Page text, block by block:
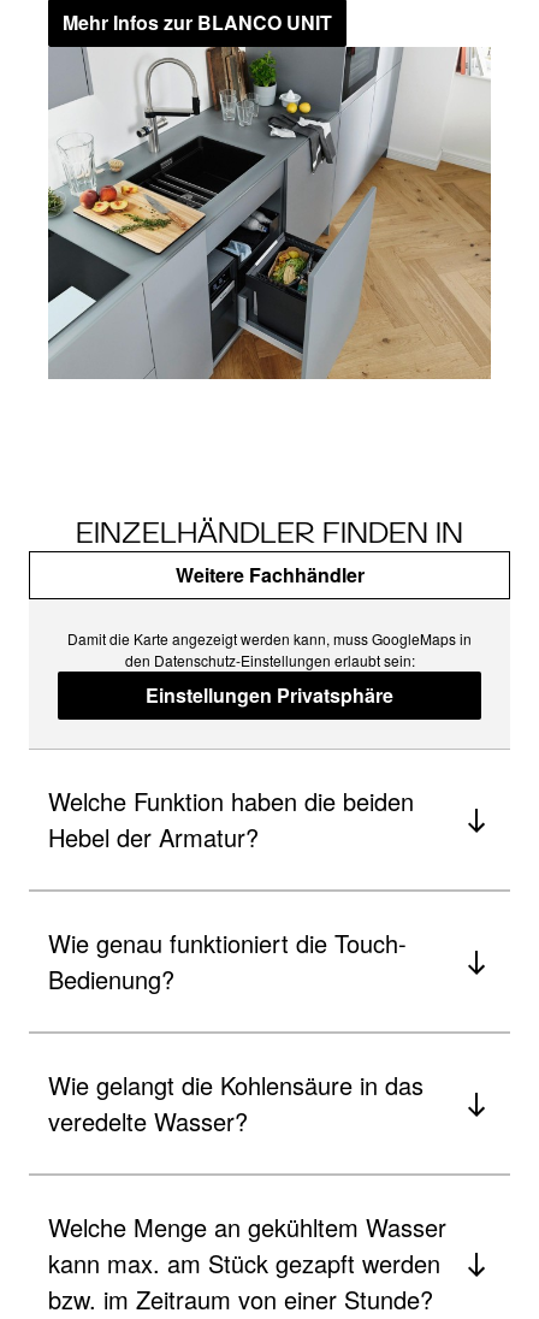
Mehr Infos zur BLANCO UNIT
EINZELHÄNDLER FINDEN IN
Weitere Fachhändler
Damit die Karte angezeigt werden kann, muss GoogleMaps in
den Datenschutz-Einstellungen erlaubt sein:
Einstellungen Privatsphäre
Welche Funktion haben die beiden
Hebel der Armatur?
Wie genau funktioniert die Touch-
Bedienung?
Wie gelangt die Kohlensäure in das
veredelte Wasser?​
Welche Menge an gekühltem Wasser
kann max. am Stück gezapft werden
bzw. im Zeitraum von einer Stunde? ​